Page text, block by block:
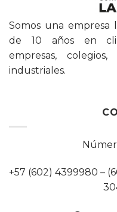
Somos una
de 10 años en
empresas,
industriales.
+57 (602) 4399980 –